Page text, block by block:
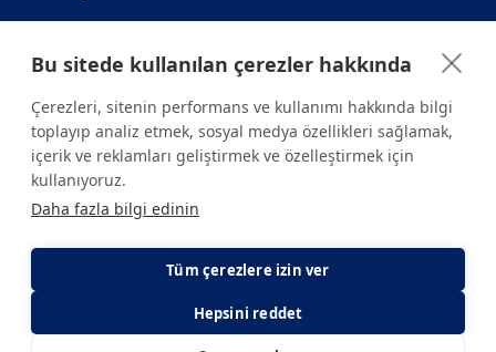
Linkedin
Sitede yer alan tüm içerikler yalnızca bilgilendirme amaçlıdır.
Sağlığınızla ilgili sorularınız için mutlaka doktoruza ya da bir sağlık
kuruluşuna başvurunuz.
Gizlilik ve Çerez Politikası KVKK Aydınlatma Metni
Bu sitede kullanılan çerezler hakkında
Çerezleri, sitenin performans ve kullanımı hakkında bilgi
toplayıp analiz etmek, sosyal medya özellikleri sağlamak,
içerik ve reklamları geliştirmek ve özelleştirmek için
kullanıyoruz.
Daha fazla bilgi edinin
Tüm çerezlere izin ver
Hepsini reddet